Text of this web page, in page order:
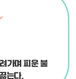
가며 피운 불
는다.